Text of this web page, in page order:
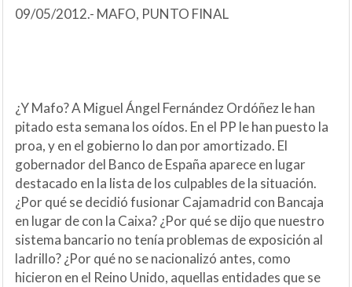
09/05/2012.- MAFO, PUNTO FINAL
¿Y Mafo? A Miguel Ángel Fernández Ordóñez le han
pitado esta semana los oídos. En el PP le han puesto la
proa, y en el gobierno lo dan por amortizado. El
gobernador del Banco de España aparece en lugar
destacado en la lista de los culpables de la situación.
¿Por qué se decidió fusionar Cajamadrid con Bancaja
en lugar de con la Caixa? ¿Por qué se dijo que nuestro
sistema bancario no tenía problemas de exposición al
ladrillo? ¿Por qué no se nacionalizó antes, como
hicieron en el Reino Unido, aquellas entidades que se